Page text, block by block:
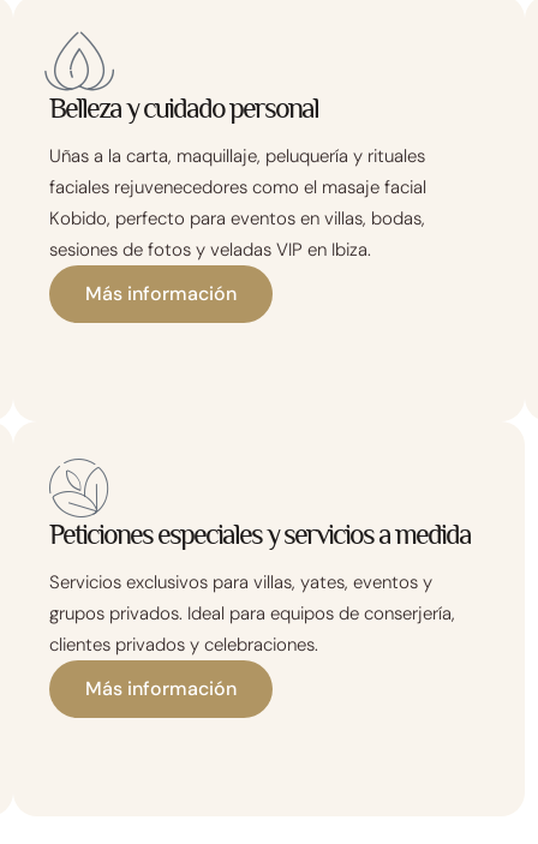
Belleza y cuidado personal
Uñas a la carta, maquillaje, peluquería y rituales
faciales rejuvenecedores como el masaje facial
Kobido, perfecto para eventos en villas, bodas,
sesiones de fotos y veladas VIP en Ibiza.
Más información
Peticiones especiales y servicios a medida
Servicios exclusivos para villas, yates, eventos y
grupos privados. Ideal para equipos de conserjería,
clientes privados y celebraciones.
Más información